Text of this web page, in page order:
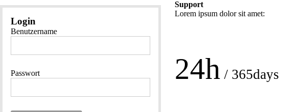
Login
Benutzername
Passwort
Support
Lorem ipsum dolor sit amet:
24h / 365days